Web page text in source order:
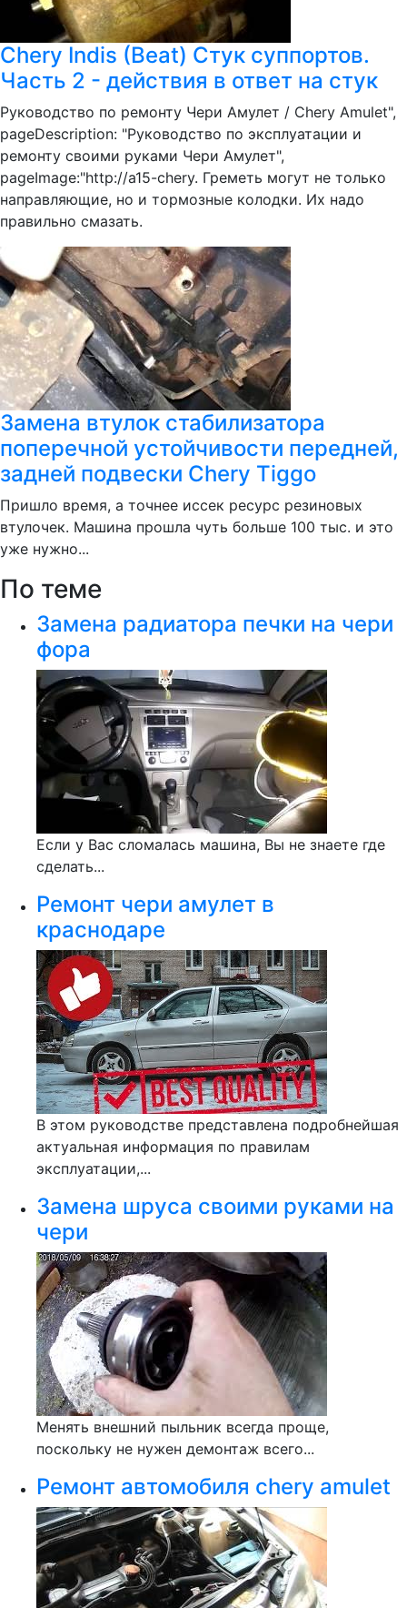
Chery Indis (Beat) Стук суппортов.
Часть 2 - действия в ответ на стук
Руководство по ремонту Чери Амулет / Chery Amulet",
pageDescription: "Руководство по эксплуатации и
ремонту своими руками Чери Амулет",
pageImage:"http://a15-chery. Греметь могут не только
направляющие, но и тормозные колодки. Их надо
правильно смазать.
Замена втулок стабилизатора
поперечной устойчивости передней,
задней подвески Chery Tiggo
Пришло время, а точнее иссек ресурс резиновых
втулочек. Машина прошла чуть больше 100 тыс. и это
уже нужно...
По теме
Замена радиатора печки на чери
фора
Если у Вас сломалась машина, Вы не знаете где
сделать...
Ремонт чери амулет в
краснодаре
В этом руководстве представлена подробнейшая
актуальная информация по правилам
эксплуатации,...
Замена шруса своими руками на
чери
Менять внешний пыльник всегда проще,
поскольку не нужен демонтаж всего...
Ремонт автомобиля chery amulet